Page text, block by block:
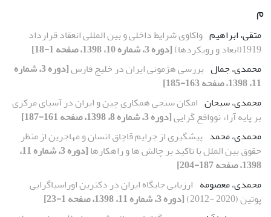
م
متقی، ابراهیم واکاوی شرایط داخلی و بین المللی انعقاد قرارداد
1919(ابعاد و رویکردها)
[دوره 3، شماره 10، 1398، صفحه 1-18]
محمدی، جمال بررسی هژمونی ایران در خلیج فارس
[دوره 3، شماره
11، 1398، صفحه 163-185]
محمدی، سبحان امکان سنجی همکاری چین و ایران در آسیای مرکزی
بر پایه آراء نوواقع گرایی[دوره 3، شماره 8، 1398، صفحه 161-187]
محمدی، محمد پیشگیری از جرایم قاچاق انسان و مهاجرین از منظر
حقوق بین الملل با تاکید بر چالش ها و راهکارها
[دوره 3، شماره 11،
1398، صفحه 187-204]
محمدی، معصومه ارزیابی جایگاه ایران در دکترین اوراسیاگرایی
پوتین (2020 -2012)
[دوره 3، شماره 11، 1398، صفحه 1-23]